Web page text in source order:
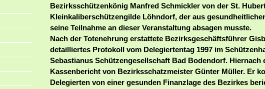
Bezirksschützenkönig Manfred Schmickler von der St.
Kleinkaliberschützengilde Löhndorf, der aus
seine Teilnahme an dieser Veranstaltung absagen musste.
Nach der Totenehrung erstattete Bezirksgeschäftsführer
detailliertes Protokoll vom Delegiertentag 1997 im
Sebastianus Schützengesellschaft Bad Bodendorf. Hiernach
Kassenbericht von Bezirksschatzmeister Günter Müller. Er
Delegierten von einer gesunden Finanzlage des Bezirkes